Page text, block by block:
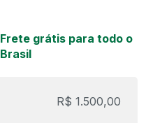
Frete grátis para todo o
Brasil
R$ 1.500,00